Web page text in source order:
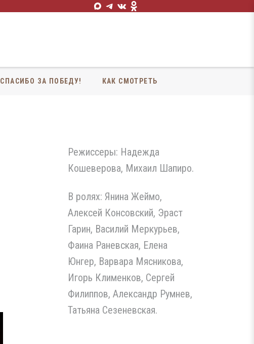
СПАСИБО ЗА ПОБЕДУ! КАК СМОТРЕТЬ
Режиссеры: Надежда
Кошеверова, Михаил Шапиро.
В ролях: Янина Жеймо,
Алексей Консовский, Эраст
Гарин, Василий Меркурьев,
Фаина Раневская, Елена
Юнгер, Варвара Мясникова,
Игорь Клименков, Сергей
Филиппов, Александр Румнев,
Татьяна Сезеневская.